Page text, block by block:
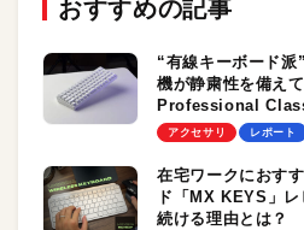
おすすめの記事
“有線キーボード派
機が静粛性を備え
Professional
ラインアップも刷新
アクセサリ レポート
在宅ワークにおす
ド「MX KEYS」
続ける理由とは？